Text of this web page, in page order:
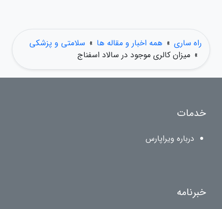
راه ساری » همه اخبار و مقاله ها » سلامتی و پزشکی
» میزان کالری موجود در سالاد اسفناج
خدمات
درباره ویراپارس
خبرنامه